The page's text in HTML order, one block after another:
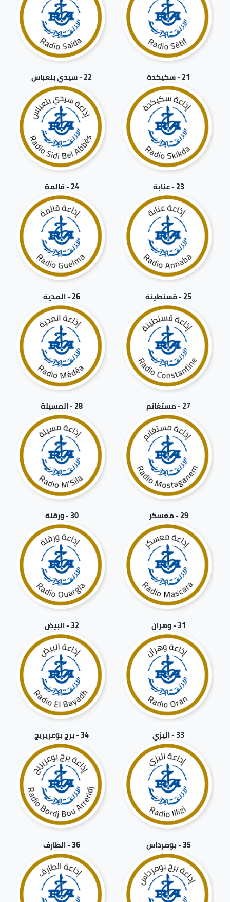
21 - سكيكدة 22 - سيدي بلعباس
23 - عنابة 24 - قالمة
25 - قسنطينة 26 - المدية
27 - مستغانم 28 - المسيلة
29 - معسكر 30 - ورقلة
31 - وهران 32 - البيض
33 - اليزي 34 - برج بوعريريج
35 - بومرداس 36 - الطارف